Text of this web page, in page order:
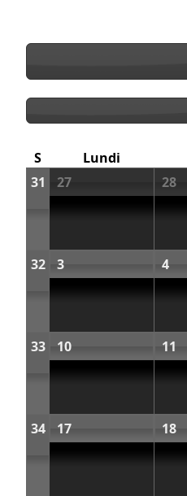
S
Lundi
31
27 28
32 3 4
33 10 11
34 17 18